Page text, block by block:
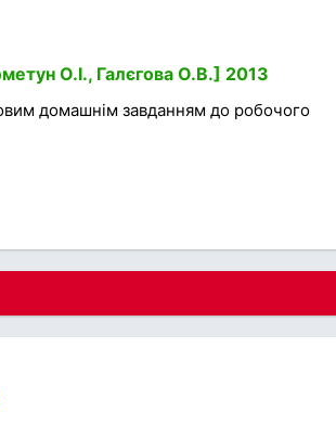
О.І., Галєгова О.В.] 2013
домашнім завданням до робочого